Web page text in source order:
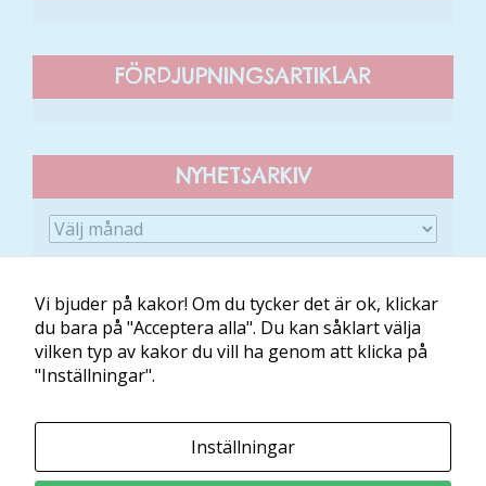
FÖRDJUPNINGSARTIKLAR
NYHETSARKIV
Om Minibladet Villkor Mina kakor
Minibladet tillhandahålls av:
Läs och Lär McShane Education AB
Vi bjuder på kakor! Om du tycker det är ok, klickar
du bara på "Acceptera alla". Du kan såklart välja
vilken typ av kakor du vill ha genom att klicka på
"Inställningar".
Inställningar
från
hemsidan.
Marknadsföring
Genom att dela
med dig av dina
chansen att få se
personligt
anpassat innehåll